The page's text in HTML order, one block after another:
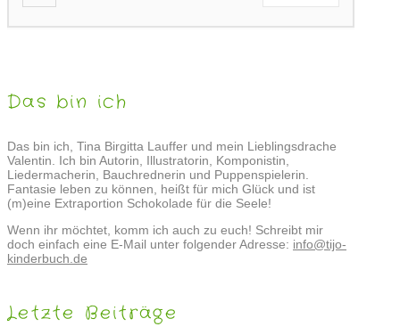
Das bin ich
Das bin ich, Tina Birgitta Lauffer und mein Lieblingsdrache
Valentin. Ich bin Autorin, Illustratorin, Komponistin,
Liedermacherin, Bauchrednerin und Puppenspielerin.
Fantasie leben zu können, heißt für mich Glück und ist
(m)eine Extraportion Schokolade für die Seele!
Wenn ihr möchtet, komm ich auch zu euch! Schreibt mir
doch einfach eine E-Mail unter folgender Adresse: info@tijo-
kinderbuch.de
Letzte Beiträge